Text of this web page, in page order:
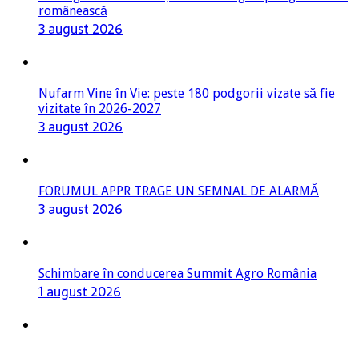
românească
3 august 2026
Nufarm Vine în Vie: peste 180 podgorii vizate să fie
vizitate în 2026-2027
3 august 2026
FORUMUL APPR TRAGE UN SEMNAL DE ALARMĂ
3 august 2026
Schimbare în conducerea Summit Agro România
1 august 2026